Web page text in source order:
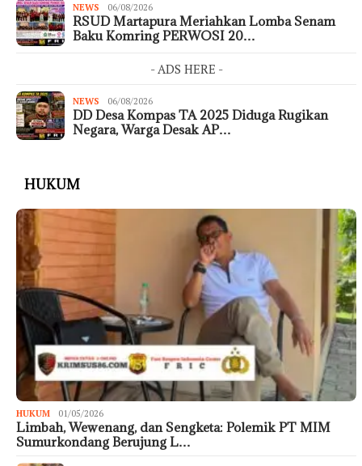
NEWS 06/08/2026
RSUD Martapura Meriahkan Lomba Senam
Baku Komring PERWOSI 20…
- ADS HERE -
NEWS 06/08/2026
DD Desa Kompas TA 2025 Diduga Rugikan
Negara, Warga Desak AP…
HUKUM
HUKUM 01/05/2026
Limbah, Wewenang, dan Sengketa: Polemik PT MIM
Sumurkondang Berujung L…